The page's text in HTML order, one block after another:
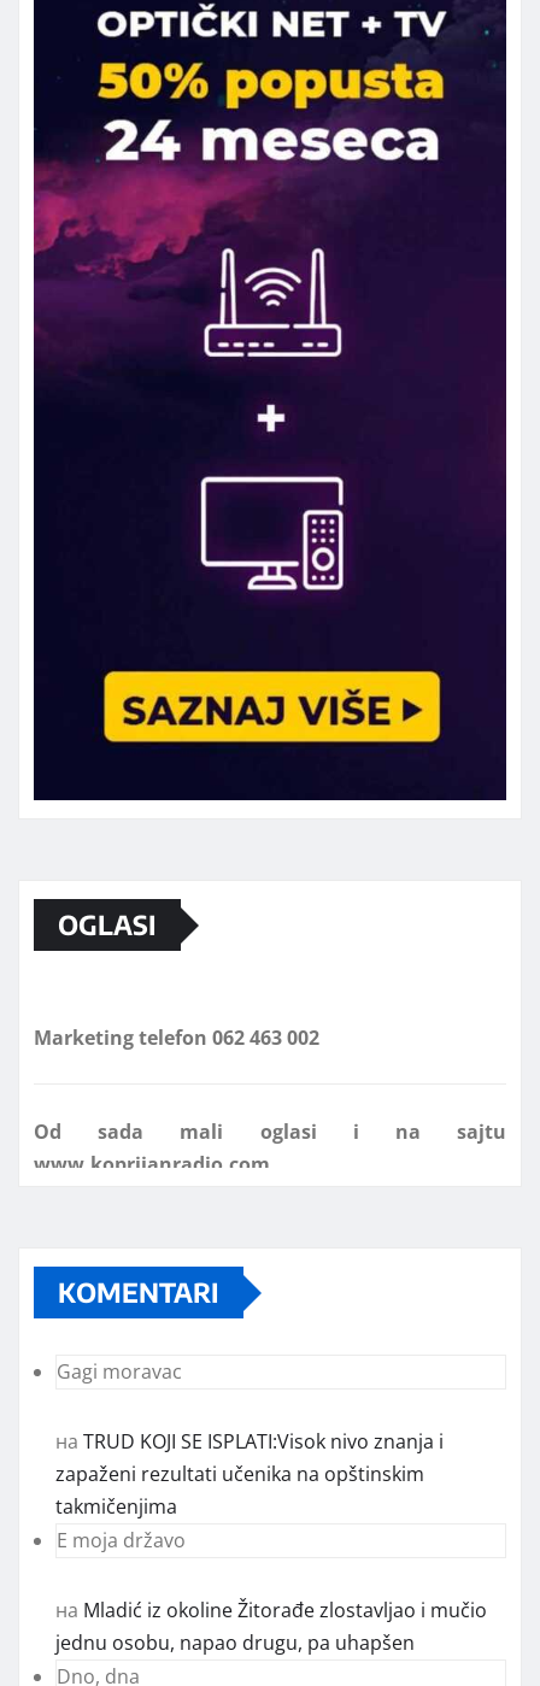
OGLASI
KOMENTARI
Gagi moravac
на TRUD KOJI SE ISPLATI:Visok nivo znanja i
zapaženi rezultati učenika na opštinskim
takmičenjima
E moja državo
на Mladić iz okoline Žitorađe zlostavljao i mučio
jednu osobu, napao drugu, pa uhapšen
Dno, dna